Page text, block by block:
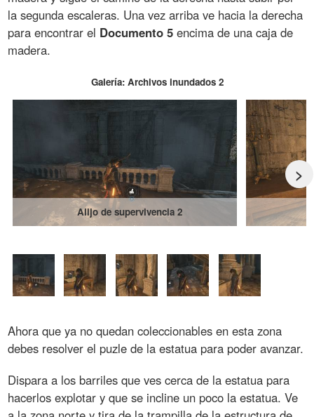
la segunda escaleras. Una vez arriba ve hacia la derecha
para encontrar el Documento 5 encima de una caja de
madera.
Galería: Archivos inundados 2
>
Alijo de supervivencia 2
Ahora que ya no quedan coleccionables en esta zona
debes resolver el puzle de la estatua para poder avanzar.
Dispara a los barriles que ves cerca de la estatua para
hacerlos explotar y que se incline un poco la estatua. Ve